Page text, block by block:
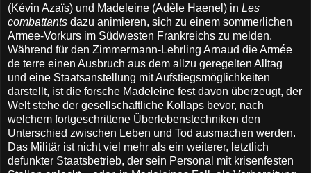
(Kévin Azaïs) und Madeleine (Adèle Haenel) in Les
combattants dazu animieren, sich zu einem sommerlichen
Armee-Vorkurs im Südwesten Frankreichs zu melden.
Während für den Zimmermann-Lehrling Arnaud die Armée
de terre einen Ausbruch aus dem allzu geregelten Alltag
und eine Staatsanstellung mit Aufstiegsmöglichkeiten
darstellt, ist die forsche Madeleine fest davon überzeugt, der
Welt stehe der gesellschaftliche Kollaps bevor, nach
welchem fortgeschrittene Überlebenstechniken den
Unterschied zwischen Leben und Tod ausmachen werden.
Das Militär ist nicht viel mehr als ein weiterer, letztlich
defunkter Staatsbetrieb, der sein Personal mit krisenfesten